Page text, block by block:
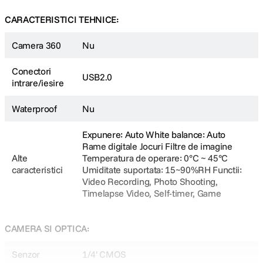
Timelapse Inregistrare video
Dati-le posibilitatea de a crea un timelaps-uri impresionante.
printre altele. Accelerati miscarea obiectelor care se misca foarte lent
cu FunCam, toate fara a fi nevoie de post-procesare.
Rame foto si jocuri
CARACTERISTICI TEHNICE:
Camera 360 Nu
Conectori
intrare/iesire
USB2.0
Waterproof Nu
Alte
caracteristici
Expunere: Auto White balance: Auto
Rame digitale Jocuri Filtre de imagine
Temperatura de operare: 0°C ~ 45°C
Umiditate suportata: 15~90%RH Functii:
Video Recording, Photo Shooting,
Timelapse Video, Self-timer, Game
CAMERA SI OPTICA:
Senzor 1/4' CMOS